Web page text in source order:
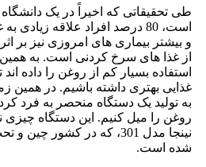
طی تحقیقاتی که اخیراً در یک دانشگاه
است، 80 درصد افراد علاقه
و بیشتر بیماری های امروزی نیز
از غذا های سرخ کردنی است. به همین
استفاده بسیار کم از روغن را داده
غذایی بهتری داشته باشیم. در همین
به تولید یک دستگاه منحصر به فرد
روغن را میل کنیم. این دستگاه
نینجا مدل 301، که در کشور
شده است.